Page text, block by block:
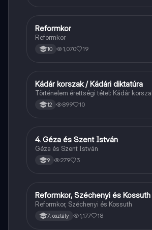
Töri
Reformkor
Reformkor
10 1,070 19
Töri
Kádár korszak / Kádári diktatúra
Történelem érettségi tétel: Kádár
12 899 10
Töri
4. Géza és Szent István
Géza és Szent István
9 279 3
Töri
Reformkor, Széchenyi és Kossuth
Reformkor, Széchenyi és Kossuth
7. osztály 1,177 18